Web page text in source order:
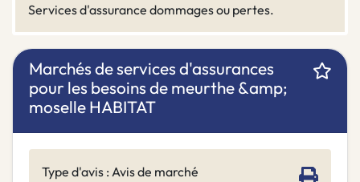
Services d'assurance dommages ou pertes.
Marchés de services d'assurances
pour les besoins de meurthe &amp;
moselle HABITAT
Type d'avis : Avis de marché